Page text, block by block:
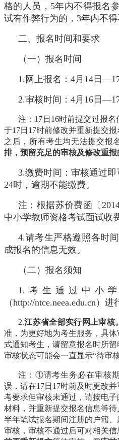
格的人员，5年内不得报名
试有作弊行为的，3年内不得
二、报名时间和要求
（一）报名时间
1.网上报名：4月14日
2.审核时间：4月16日
注：17日16时前提交过报
于17日17时前修改并重新提交
之后，所有考生均无法提交报
排，预留充足的审核及修改重报
3.缴费时间：审核通过
24时，逾期不能缴费。
注：根据苏价费函〔
中小学教师资格考试面试收
4.请考生严格遵照各时
成报名的信息无效。
（二）报名须知
1.考生通过中小
（http://ntce.neea.edu.cn）进
2.江苏省全部实行网上审核
准，为更好地为考生服务，具
式通知考生，请留意报名时所留
审核状态可能会一直显示“待审
注：①请考生务必在审核
误，请在17日17时前及时更改
考要求但审核未通过，请按电
材料，并重新提交报名信息等
半年笔试报名期间注册的户籍
审核，审核不通过后可对相关信